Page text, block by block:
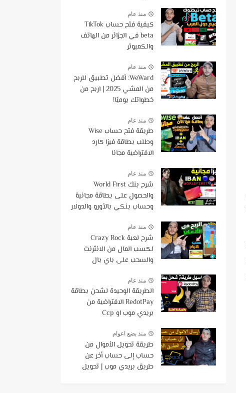
منذ عام
كيفية فتح حساب TikTok
beta في الجزائر من الهاتف
والكمبوتر
منذ عام
WeWard: أفضل تطبيق للربح
من المشي 2025 | اربح من
خطواتك يوميًا!
منذ عام
طريقة فتح حساب Wise
وطلب بطاقة فيزا كارد
الافتراضية مجانا
منذ عام
شرح بنك World First
والحصول على بطاقة مجانية
وحساب بنكي بالأورو والدولار
لوايزمنذ عام
شرح لعبة Crazy Rock
لكسب المال من الانثرنت
والسحب على باي بال
منذ عام
الطريقة الوحيدة لشحن بطاقة
RedotPay الافتراضية من
بريدي موب او Ccp
منذ بضع اعوام
طريقة تحويل الأموال من
حساب إلى حساب أخر عن
طريق بريدي موب | تحويل